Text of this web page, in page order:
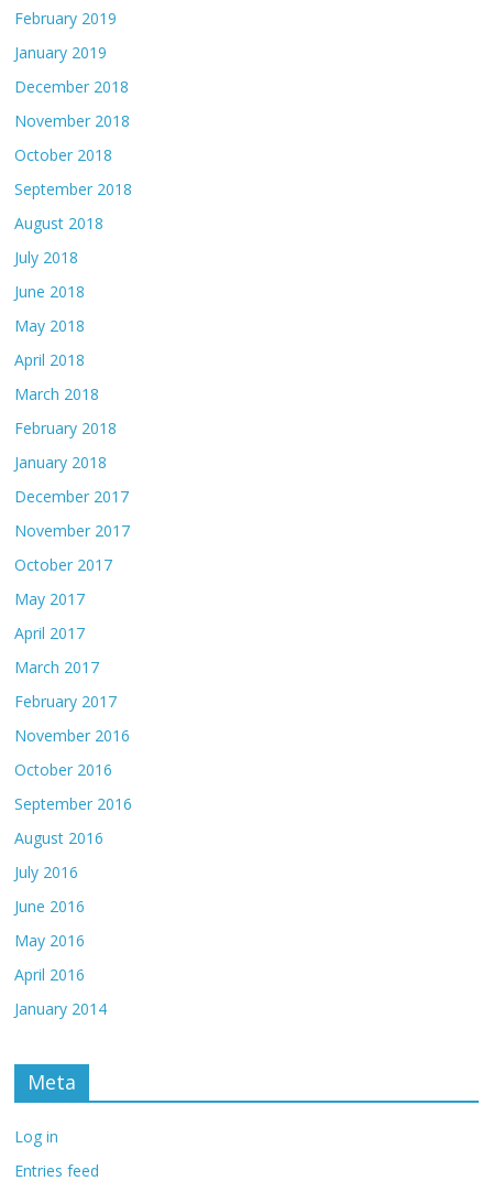
February 2019
January 2019
December 2018
November 2018
October 2018
September 2018
August 2018
July 2018
June 2018
May 2018
April 2018
March 2018
February 2018
January 2018
December 2017
November 2017
October 2017
May 2017
April 2017
March 2017
February 2017
November 2016
October 2016
September 2016
August 2016
July 2016
June 2016
May 2016
April 2016
January 2014
Meta
Log in
Entries feed